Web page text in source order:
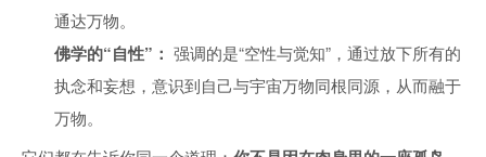
通达万物。
佛学的“自性”： 强调的是“空性与觉知”，通过放下所有的
执念和妄想，意识到自己与宇宙万物同根同源，从而融于
万物。